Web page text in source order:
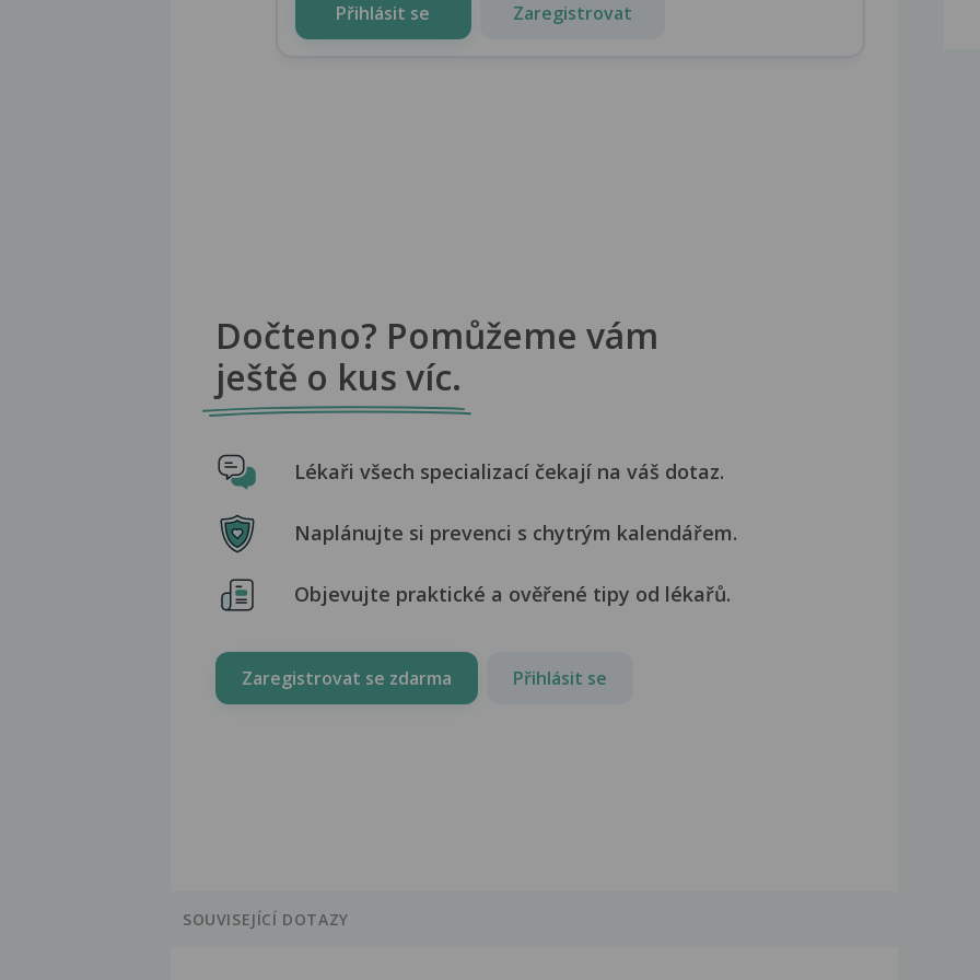
Přihlásit se Zaregistrovat
Dočteno? Pomůžeme vám
ještě o kus víc.
Lékaři všech specializací čekají na váš dotaz.
Naplánujte si prevenci s chytrým kalendářem.
Objevujte praktické a ověřené tipy od lékařů.
Zaregistrovat se zdarma Přihlásit se
SOUVISEJÍCÍ DOTAZY